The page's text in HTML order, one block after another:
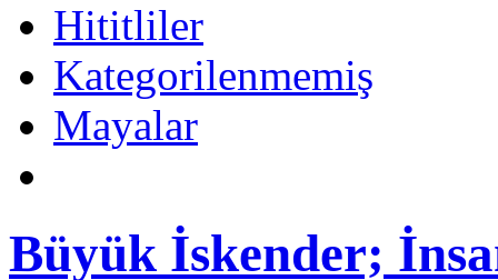
Hititliler
Kategorilenmemiş
Mayalar
Büyük İskender;